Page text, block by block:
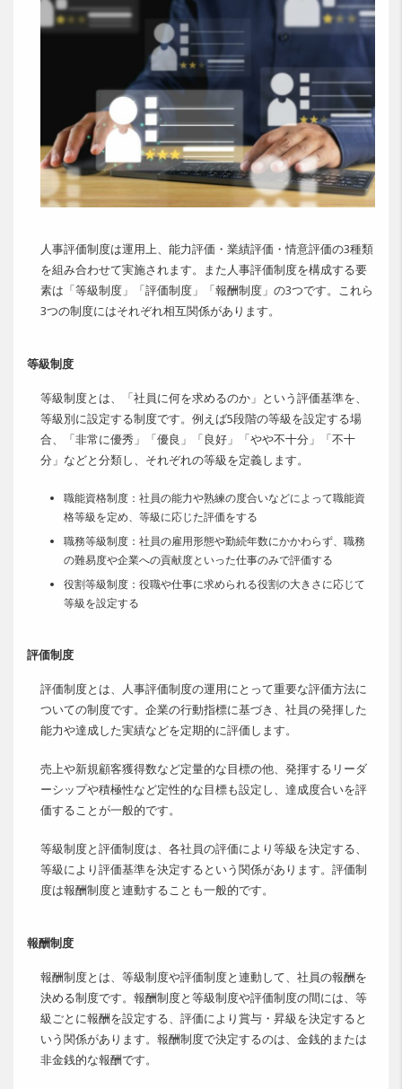
人事評価制度は運用上、能力評価・業績評価・情意評価の3種類
を組み合わせて実施されます。また人事評価制度を構成する要
素は「等級制度」「評価制度」「報酬制度」の3つです。これら
3つの制度にはそれぞれ相互関係があります。
等級制度
等級制度とは、「社員に何を求めるのか」という評価基準を、
等級別に設定する制度です。例えば5段階の等級を設定する場
合、「非常に優秀」「優良」「良好」「やや不十分」「不十
分」などと分類し、それぞれの等級を定義します。
職能資格制度：社員の能力や熟練の度合いなどによって職能資
格等級を定め、等級に応じた評価をする
職務等級制度：社員の雇用形態や勤続年数にかかわらず、職務
の難易度や企業への貢献度といった仕事のみで評価する
役割等級制度：役職や仕事に求められる役割の大きさに応じて
等級を設定する
評価制度
評価制度とは、人事評価制度の運用にとって重要な評価方法に
ついての制度です。企業の行動指標に基づき、社員の発揮した
能力や達成した実績などを定期的に評価します。
売上や新規顧客獲得数など定量的な目標の他、発揮するリーダ
ーシップや積極性など定性的な目標も設定し、達成度合いを評
価することが一般的です。
等級制度と評価制度は、各社員の評価により等級を決定する、
等級により評価基準を決定するという関係があります。評価制
度は報酬制度と連動することも一般的です。
報酬制度
報酬制度とは、等級制度や評価制度と連動して、社員の報酬を
決める制度です。報酬制度と等級制度や評価制度の間には、等
級ごとに報酬を設定する、評価により賞与・昇級を決定すると
いう関係があります。報酬制度で決定するのは、金銭的または
非金銭的な報酬です。